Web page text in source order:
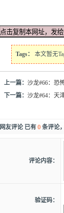
Tags： 本文暂无
上一篇：沙龙#66：恐
下一篇：沙龙#64：天
网友评论 已有 0 条评论，
评论内容：
验证码：